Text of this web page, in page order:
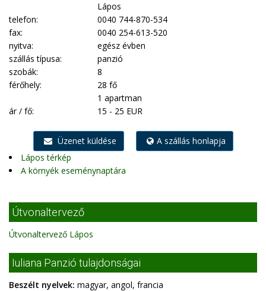
Lápos
telefon:
0040 744-870-534
fax:
0040 254-613-520
nyitva:
egész évben
szállás típusa:
panzió
szobák:
8
férőhely:
28 fő
1 apartman
ár / fő:
15 - 25 EUR
Üzenet küldése
A szállás honlapja
Lápos térkép
A környék eseménynaptára
Útvonaltervező
Útvonaltervező Lápos
Iuliana Panzió tulajdonságai
Beszélt nyelvek: magyar, angol, francia